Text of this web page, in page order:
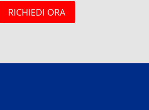
RICHIEDI ORA